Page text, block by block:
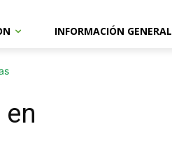
INFORMACIÓN GENERAL